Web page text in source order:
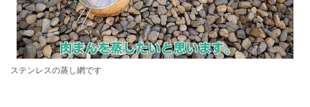
ステンレスの蒸し網です